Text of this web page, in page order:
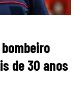
de 30 anos